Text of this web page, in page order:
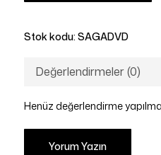
Stok kodu: SAGADVD
Değerlendirmeler (0)
Henüz değerlendirme
Yorum Yazın